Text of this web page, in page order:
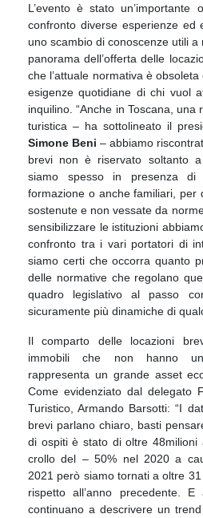
L’evento è stato un’importante
confronto diverse esperienze ed
uno scambio di conoscenze utili
panorama dell’offerta delle
che l’attuale normativa è
esigenze quotidiane di chi vuol
inquilino. “Anche in Toscana,
turistica – ha sottolineato il
Simone Beni – abbiamo
brevi non è riservato soltanto
siamo spesso in presenza
formazione o anche familiari, per
sostenute e non vessate da
sensibilizzare le istituzioni
confronto tra i vari portatori di
siamo certi che occorra quanto
delle normative che regolano
quadro legislativo al passo
sicuramente più dinamiche di
Il comparto delle locazioni
immobili che non hanno
rappresenta un grande asset
Come evidenziato dal delegato
Turistico, Armando Barsotti: “I
brevi parlano chiaro, basti
di ospiti è stato di oltre
crollo del – 50% nel 2020 a
2021 però siamo tornati a oltre
rispetto all’anno precedente.
continuano a descrivere un